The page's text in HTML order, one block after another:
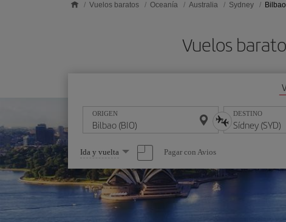
Vuelos baratos Oceanía Australia Sydney
Vuelos
ORIGEN DESTINO
Seleccione
una
opción
Ida y vuelta Pagar con Avios